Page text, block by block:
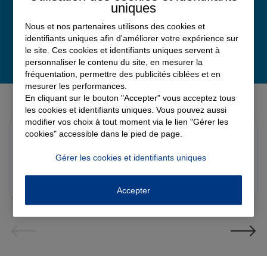
Derniers avis de nos agences Allianz
Le 07/08/2026 - Agence NANTERRE
Yayaya M.
uniques
Nous et nos partenaires utilisons des cookies et
identifiants uniques afin d'améliorer votre expérience sur
le site. Ces cookies et identifiants uniques servent à
personnaliser le contenu du site, en mesurer la
fréquentation, permettre des publicités ciblées et en
mesurer les performances.
En cliquant sur le bouton "Accepter" vous acceptez tous
les cookies et identifiants uniques. Vous pouvez aussi
modifier vos choix à tout moment via le lien "Gérer les
cookies" accessible dans le pied de page.
Gérer les cookies et identifiants uniques
Accepter